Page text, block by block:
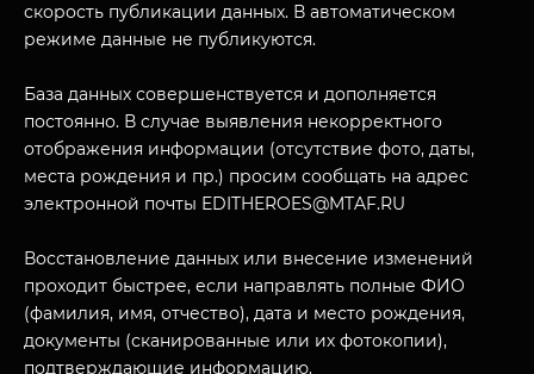
МУЗЕЙНЫЙ КОМПЛЕКС
НАЗАД
скорость публикации данных. В автоматическом
режиме данные не публикуются.
База данных совершенствуется и дополняется
постоянно. В случае выявления некорректного
отображения информации (отсутствие фото, даты,
места рождения и пр.) просим сообщать на адрес
электронной почты EDITHEROES@MTAF.RU
Восстановление данных или внесение изменений
проходит быстрее, если направлять полные ФИО
(фамилия, имя, отчество), дата и место рождения,
документы (сканированные или их фотокопии),
подтверждающие информацию.